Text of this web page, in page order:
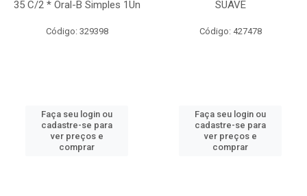
35 C/2 * Oral-B Simples 1Un
Código: 329398
Faça seu login ou
cadastre-se para
ver preços e
comprar
SUAVE
Código: 427478
Faça seu login ou
cadastre-se para
ver preços e
comprar